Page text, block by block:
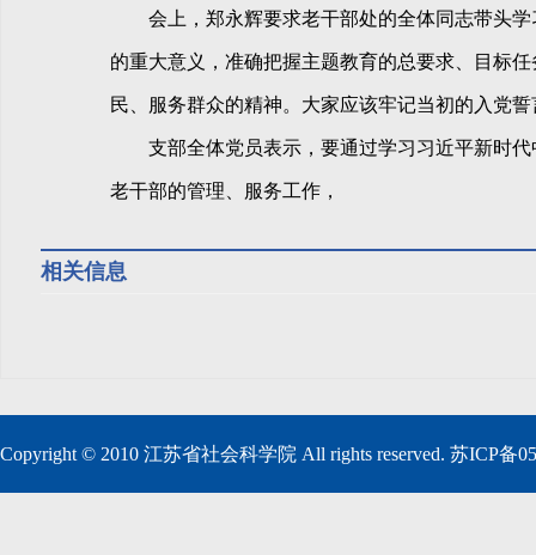
会上，郑永辉要求老干部处的全体同志带头学
的重大意义，准确把握主题教育的总要求、目标
民、服务群众的精神。大家应该牢记当初的入党
支部全体党员表示，要通过学习习近平新时代
老干部的管理、服务工作，
相关信息
Copyright © 2010 江苏省社会科学院 All rights reserved. 苏ICP备